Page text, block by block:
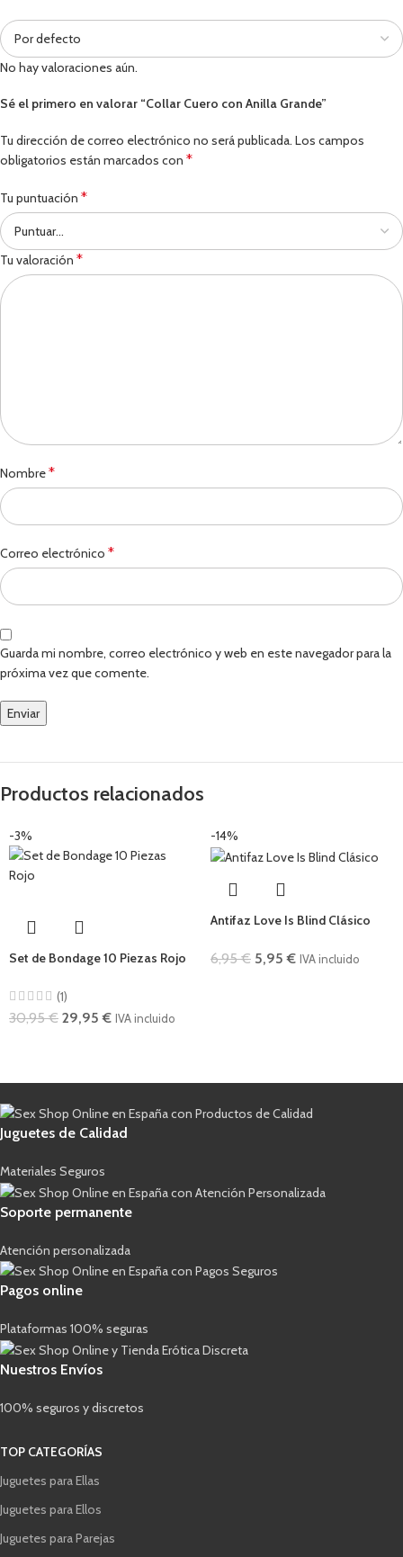
No hay valoraciones aún.
Sé el primero en valorar “Collar Cuero con Anilla Grande”
Tu dirección de correo electrónico no será publicada. Los campos
obligatorios están marcados con *
Tu puntuación *
Tu valoración *
Nombre*
Correo electrónico *
Guarda mi nombre, correo electrónico y web en este navegador para la
próxima vez que comente.
Productos relacionados
-3%
Set de Bondage 10 Piezas Rojo
(1)
30,95€ 29,95€ IVA incluido
-14%
Antifaz Love Is Blind Clásico
6,95€ 5,95€ IVA incluido
Juguetes de Calidad
Materiales Seguros
Soporte permanente
Atención personalizada
Pagos online
Plataformas 100% seguras
Nuestros Envíos
100% seguros y discretos
TOP CATEGORÍAS
Juguetes para Ellas
Juguetes para Ellos
Juguetes para Parejas